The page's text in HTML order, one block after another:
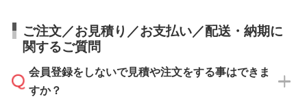
ご注文／お見積り／お支払い／配送・納期に
関するご質問
会員登録をしないで見積や注文をする事はできま
すか？